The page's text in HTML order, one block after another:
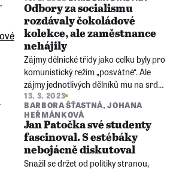
literaturu. Z ekonoma se stal topičem
a nepřátelskou osobou I. kategorie.
„Zjistil jsem, že některé věci se ale
prosadit dají.“
Odbory za socialismu
rozdávaly čokoládové
kolekce, ale zaměstnance
nehájily
Zájmy dělnické třídy jako celku byly pro
komunistický režim „posvátné“. Ale
zájmy jednotlivých dělníků mu na srdci
tolik neležely. Odbory, které se jich měly
zastávat, se proměnily v ryze formální
a bezzubou organizaci.
13. 3. 2023
BARBORA ŠŤASTNÁ,JOHANA
HEŘMÁNKOVÁ
Jan Patočka své studenty
fascinoval. S estébáky
nebojácně diskutoval
Snažil se držet od politiky stranou,